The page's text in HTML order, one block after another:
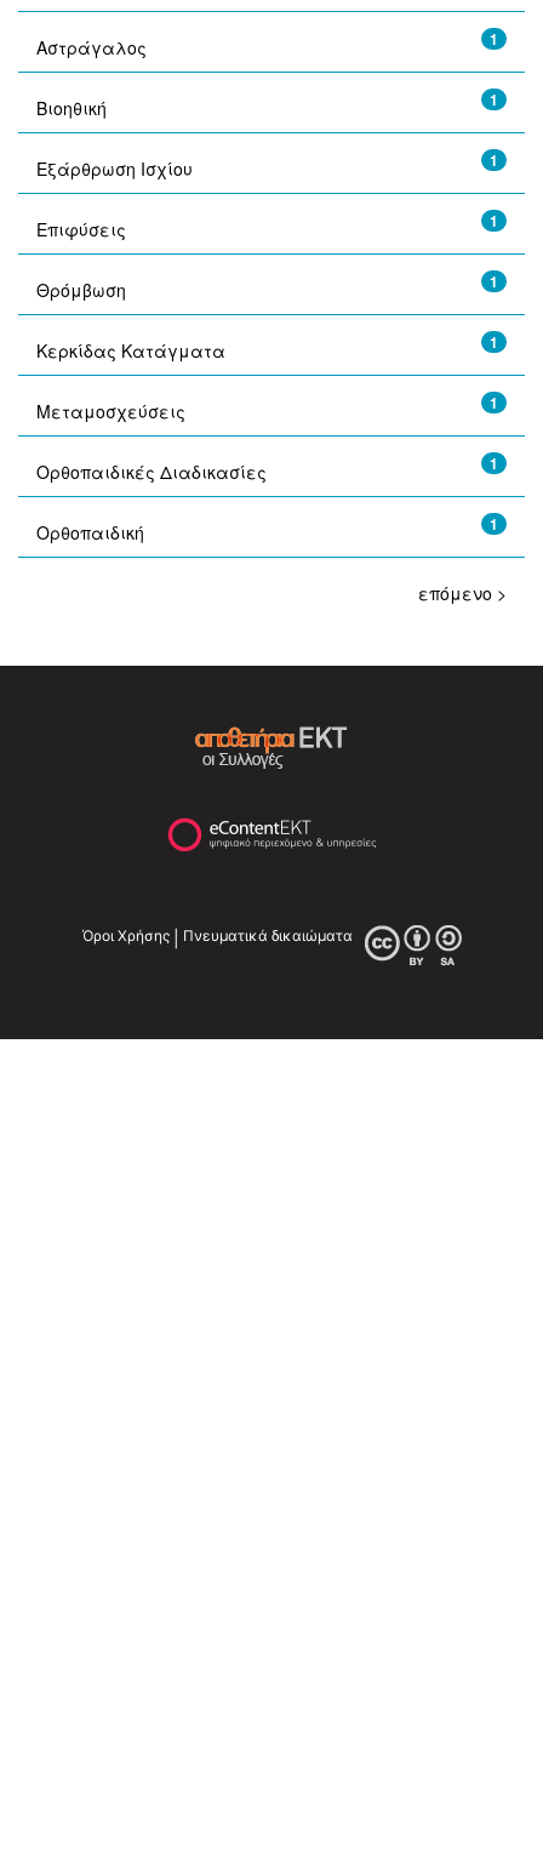
1
Αστράγαλος
1
Βιοηθική
1
Εξάρθρωση Ισχίου
1
Επιφύσεις
1
Θρόμβωση
1
Κερκίδας Κατάγματα
1
Μεταμοσχεύσεις
1
Ορθοπαιδικές Διαδικασίες
1
Ορθοπαιδική
επόμενο >